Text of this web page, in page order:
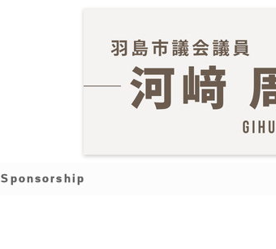
Sponsorship